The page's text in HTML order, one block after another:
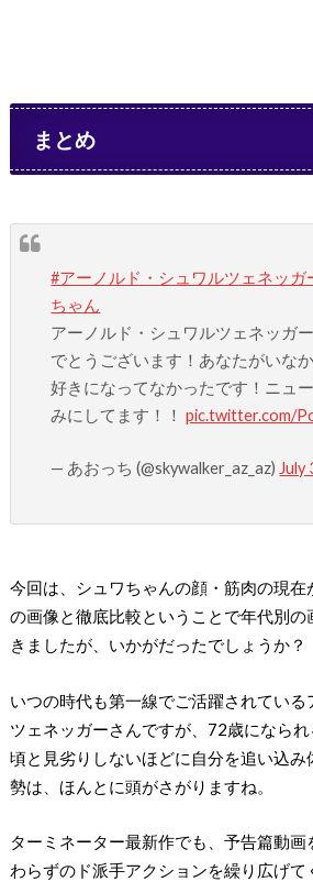
まとめ
#アーノルド・シュワルツェネッガ
ちゃん
アーノルド・シュワルツェネッガ
でとうございます！あなたがいな
好きになってなかったです！ニュ
みにしてます！！pic.twitter.com/
— あおっち (@skywalker_az_az)July
今回は、シュワちゃんの顔・筋肉の現
の画像と徹底比較ということで年代別の
きましたが、いかがだったでしょうか？
いつの時代も第一線でご活躍されてい
ツェネッガーさんですが、72歳になら
頃と見劣りしないほどに自分を追い込
勢は、ほんとに頭がさがりますね。
ターミネーター最新作でも、予告篇動
わらずのド派手アクションを繰り広げて